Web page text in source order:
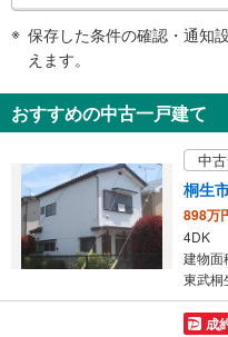
・点字テープ（券売機・手すり等）
・ＡＥＤ
知
を
け
取
る
・
条
保存した条件の確認・通知
えます。
おすすめの中古一戸建て
中
桐生
898万
4DK
建物面
東武桐
成